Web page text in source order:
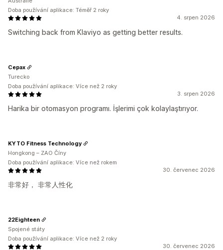
4. srpen 2026
Switching back from Klaviyo as getting better results.
Doba používání aplikace: Téměř 2 roky
3. srpen 2026
Harika bir otomasyon programı. İşlerimi çok kolaylaştırıyor.
Cepax
Turecko
Doba používání aplikace: Více než 2 roky
30. červenec 2026
非常好， 非常人性化
KYTO Fitness Technology
Hongkong – ZAO Číny
Doba používání aplikace: Více než rokem
30. červenec 2026
22Eighteen
Spojené státy
Doba používání aplikace: Více než 2 roky